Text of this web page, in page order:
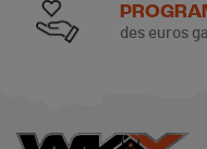
des euros